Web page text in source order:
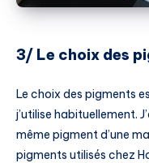
3/ Le choix des
Le choix des pigments
j’utilise habituellement.
même pigment d’une
pigments utilisés chez